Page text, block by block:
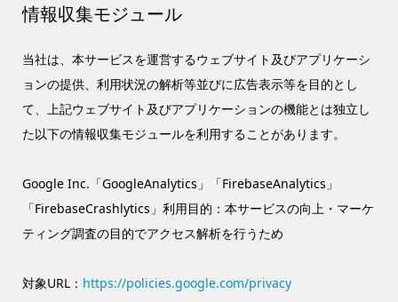
情報収集モジュール
当社は、本サービスを運営するウェブサイト及びアプリケーシ
ョンの提供、利用状況の解析等並びに広告表示等を目的とし
て、上記ウェブサイト及びアプリケーションの機能とは独立し
た以下の情報収集モジュールを利用することがあります。
Google Inc.「GoogleAnalytics」「FirebaseAnalytics」
「FirebaseCrashlytics」利用目的：本サービスの向上・マーケ
ティング調査の目的でアクセス解析を行うため
対象URL： https://policies.google.com/privacy